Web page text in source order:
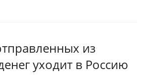
из
уходит в Россию